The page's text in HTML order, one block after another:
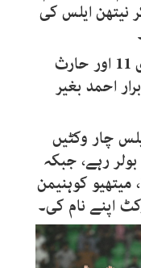
33 رنز بنا کر نیتھن ایلس کی
اس کے بعد کپتان شاہین آفریدی 11 اور حارث
احمد بغیر
چار وکٹیں
رہے، جبکہ
میتھیو کوہنیمن
اپنے نام کی۔